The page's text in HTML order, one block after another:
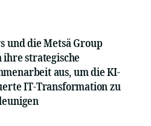
und die Metsä Group
ihre strategische
aus, um die KI-
IT-Transformation zu